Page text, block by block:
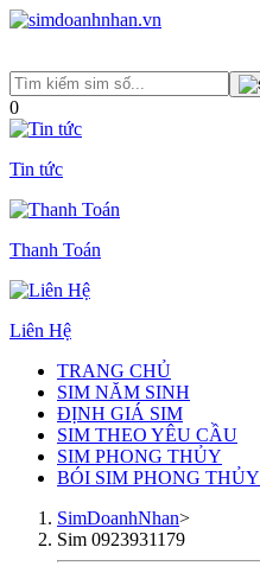
0
Tin tức
Thanh Toán
Liên Hệ
TRANG CHỦ
SIM NĂM SINH
ĐỊNH GIÁ SIM
SIM THEO YÊU CẦU
SIM PHONG THỦY
BÓI SIM PHONG THỦY
SimDoanhNhan>
Sim 0923931179